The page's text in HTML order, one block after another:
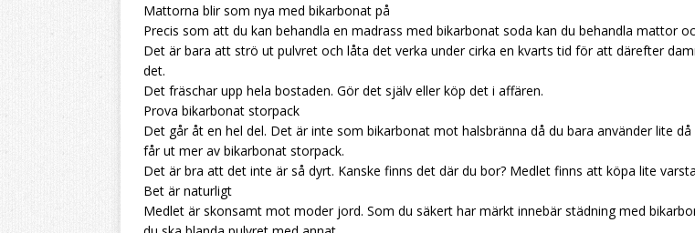
Mattorna blir som nya med bikarbonat på
Precis som att du kan behandla en madrass med bikarbonat soda kan du behandla mattor
Det är bara att strö ut pulvret och låta det verka under cirka en kvarts tid för att därefter
det.
Det fräschar upp hela bostaden. Gör det själv eller köp det i affären.
Prova bikarbonat storpack
Det går åt en hel del. Det är inte som bikarbonat mot halsbränna då du bara använder lite då
får ut mer av bikarbonat storpack.
Det är bra att det inte är så dyrt. Kanske finns det där du bor? Medlet finns att köpa lite
Bet är naturligt
Medlet är skonsamt mot moder jord. Som du säkert har märkt innebär städning med